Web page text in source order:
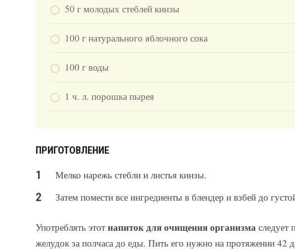
50 г молодых стеблей кинзы
100 г натурального яблочного сока
100 г воды
1 ч. л. порошка пырея
ПРИГОТОВЛЕНИЕ
Мелко нарежь стебли и листья кинзы.
Затем помести все ингредиенты в блендер и взбей до
Употреблять этот напиток для очищения организма следует
желудок за полчаса до еды. Пить его нужно на протяжении 42